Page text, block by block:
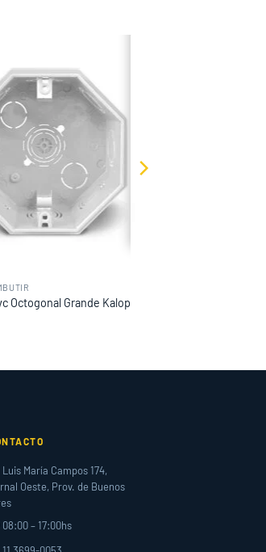
wishlist
Octogonal Grande Kalop
Luis María Campos 174,
Oeste, Prov. de Buenos
08:00 – 17:00hs